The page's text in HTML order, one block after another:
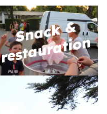
S
n
a
c
k
&
r
e
st
a
u
r
ati
o
n